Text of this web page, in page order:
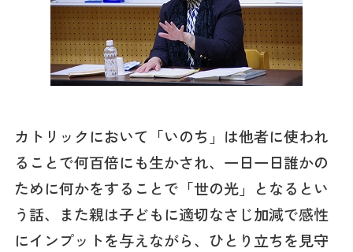
カトリックにおいて「いのち」は他者に使われ
ることで何百倍にも生かされ、一日一日誰かの
ために何かをすることで「世の光」となるとい
う話、また親は子どもに適切なさじ加減で感性
にインプットを与えながら、ひとり立ちを見守